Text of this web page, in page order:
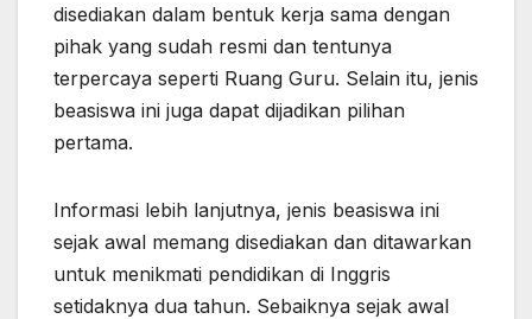
disediakan dalam bentuk kerja sama dengan
pihak yang sudah resmi dan tentunya
terpercaya seperti Ruang Guru. Selain itu, jenis
beasiswa ini juga dapat dijadikan pilihan
pertama.
Informasi lebih lanjutnya, jenis beasiswa ini
sejak awal memang disediakan dan ditawarkan
untuk menikmati pendidikan di Inggris
setidaknya dua tahun. Sebaiknya sejak awal